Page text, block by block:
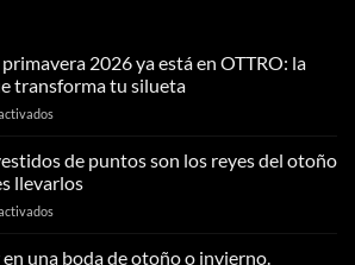
2026 ya está en OTTRO: la
transforma tu silueta
en
colección
primavera
2026
ya
en
de puntos son los reyes del otoño
llevarlos
en
los
una boda de otoño o invierno.